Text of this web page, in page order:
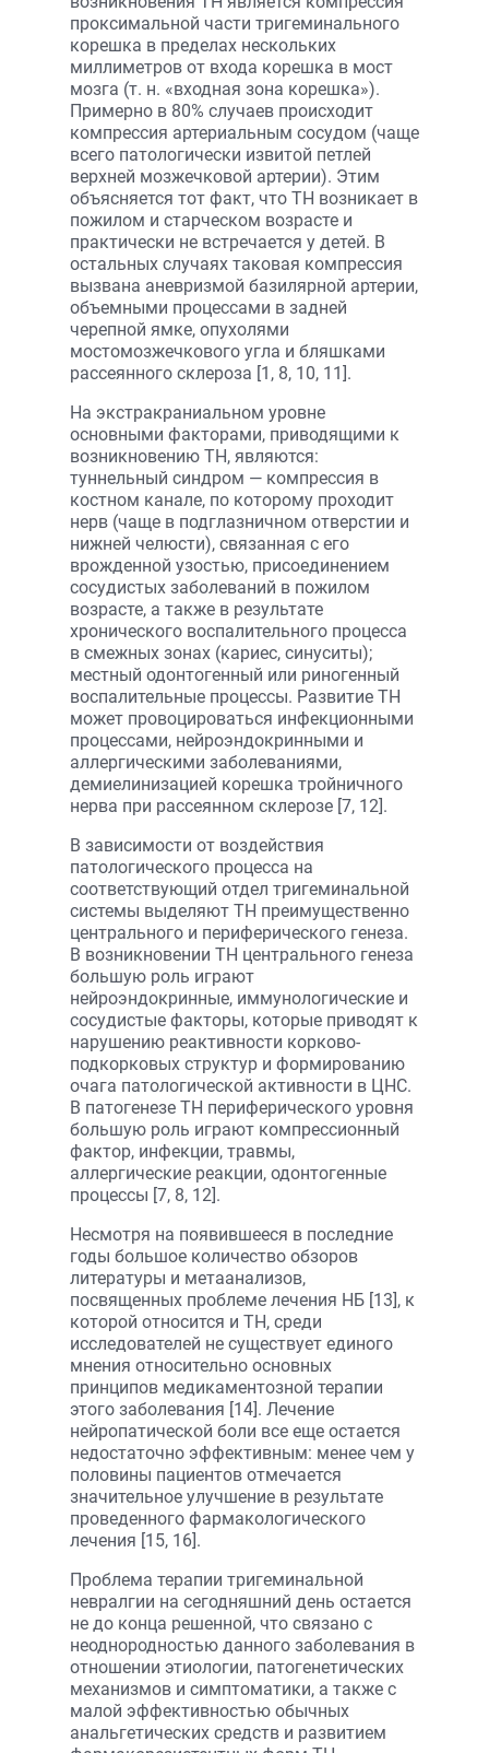
проксимальной части тригеминального
корешка в пределах нескольких
миллиметров от входа корешка в мост
мозга (т. н. «входная зона корешка»).
Примерно в 80% случаев происходит
компрессия артериальным сосудом (чаще
всего патологически извитой петлей
верхней мозжечковой артерии). Этим
объясняется тот факт, что ТН возникает в
пожилом и старческом возрасте и
практически не встречается у детей. В
остальных случаях таковая компрессия
вызвана аневризмой базилярной артерии,
объемными процессами в задней
черепной ямке, опухолями
мостомозжечкового угла и бляшками
рассеянного склероза [1, 8, 10, 11].
На экстракраниальном уровне
основными факторами, приводящими к
возникновению ТН, являются:
туннельный синдром — компрессия в
костном канале, по которому проходит
нерв (чаще в подглазничном отверстии и
нижней челюсти), связанная с его
врожденной узостью, присоединением
сосудистых заболеваний в пожилом
возрасте, а также в результате
хронического воспалительного процесса
в смежных зонах (кариес, синуситы);
местный одонтогенный или риногенный
воспалительные процессы. Развитие ТН
может провоцироваться инфекционными
процессами, нейроэндокринными и
аллергическими заболеваниями,
демиелинизацией корешка тройничного
нерва при рассеянном склерозе [7, 12].
В зависимости от воздействия
патологического процесса на
соответствующий отдел тригеминальной
системы выделяют ТН преимущественно
центрального и периферического генеза.
В возникновении ТН центрального генеза
большую роль играют
нейроэндокринные, иммунологические и
сосудистые факторы, которые приводят к
нарушению реактивности корково-
подкорковых структур и формированию
очага патологической активности в ЦНС.
В патогенезе ТН периферического уровня
большую роль играют компрессионный
фактор, инфекции, травмы,
аллергические реакции, одонтогенные
процессы [7, 8, 12].
Несмотря на появившееся в последние
годы большое количество обзоров
литературы и метаанализов,
посвященных проблеме лечения НБ [13], к
которой относится и ТН, среди
исследователей не существует единого
мнения относительно основных
принципов медикаментозной терапии
этого заболевания [14]. Лечение
нейропатической боли все еще остается
недостаточно эффективным: менее чем у
половины пациентов отмечается
значительное улучшение в результате
проведенного фармакологического
лечения [15, 16].
Проблема терапии тригеминальной
невралгии на сегодняшний день остается
не до конца решенной, что связано с
неоднородностью данного заболевания в
отношении этиологии, патогенетических
механизмов и симптоматики, а также с
малой эффективностью обычных
анальгетических средств и развитием